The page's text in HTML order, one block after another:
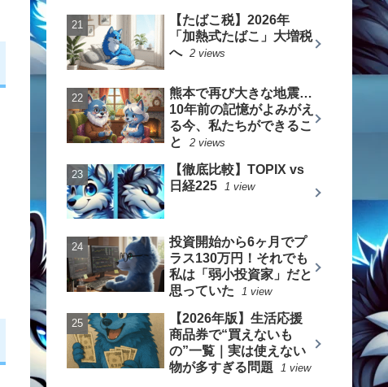
【たばこ税】2026年
「加熱式たばこ」大増税
へ 2 views
熊本で再び大きな地震…
10年前の記憶がよみがえ
る今、私たちができるこ
と
2 views
【徹底比較】TOPIX vs
日経225
1 view
投資開始から6ヶ月でプ
ラス130万円！それでも
私は「弱小投資家」だと
思っていた
1 view
【2026年版】生活応援
商品券で“買えないも
の”一覧｜実は使えない
物が多すぎる問題
1 view